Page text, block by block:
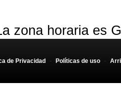
zona horaria es
de Privacidad - Políticas de uso -